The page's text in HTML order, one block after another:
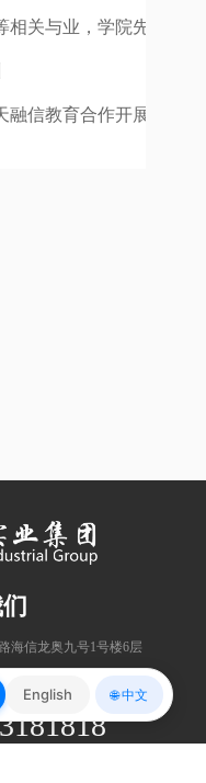
相关与业，学院先后培
融信教育合作开展，依
海信龙奥九号1号楼6层
English 🌐 中文